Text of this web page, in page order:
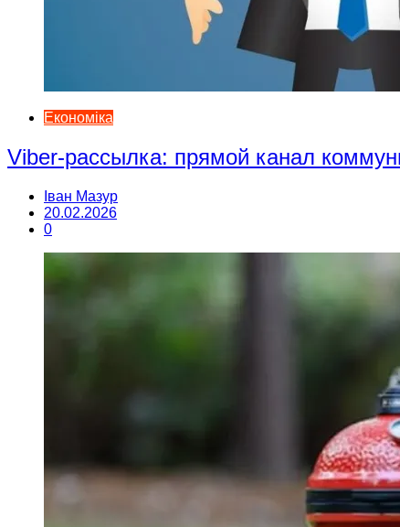
Економіка
Viber-рассылка: прямой канал
Іван Мазур
20.02.2026
0